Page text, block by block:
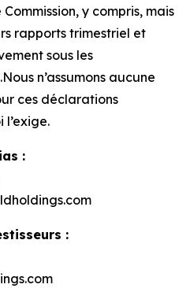
y compris, mais
rapports trimestriel et
sous les
n’assumons aucune
ces déclarations
l’exige.
:
: